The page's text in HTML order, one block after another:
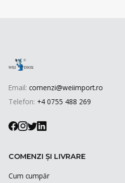
Email: comenzi@weiimport.ro
Telefon: +4 0755 488 269
COMENZI ȘI LIVRARE
Cum cumpăr